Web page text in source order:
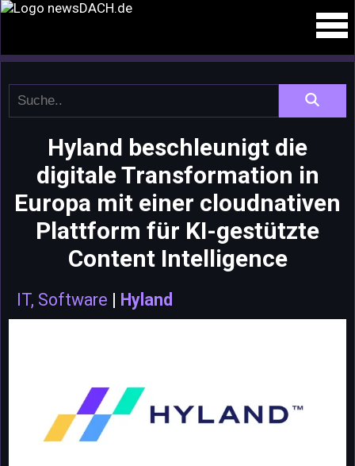
Hyland beschleunigt die
digitale Transformation in
Europa mit einer cloudnativen
Plattform für KI-gestützte
Content Intelligence
IT, Software | Hyland